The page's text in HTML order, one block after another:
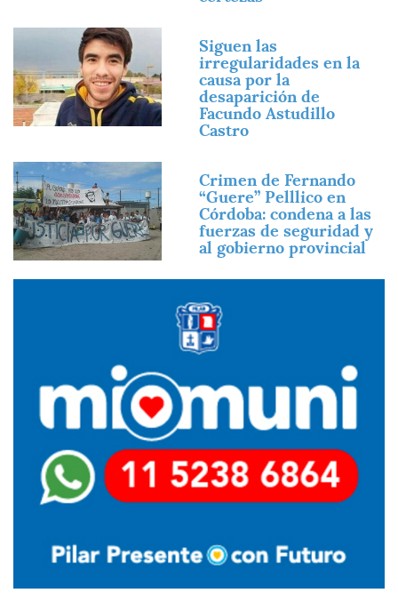
Siguen las
irregularidades en la
causa por la
desaparición de
Facundo Astudillo
Castro
Imagen
Crimen de Fernando
“Guere” Pelllico en
Córdoba: condena a las
fuerzas de seguridad y
al gobierno provincial